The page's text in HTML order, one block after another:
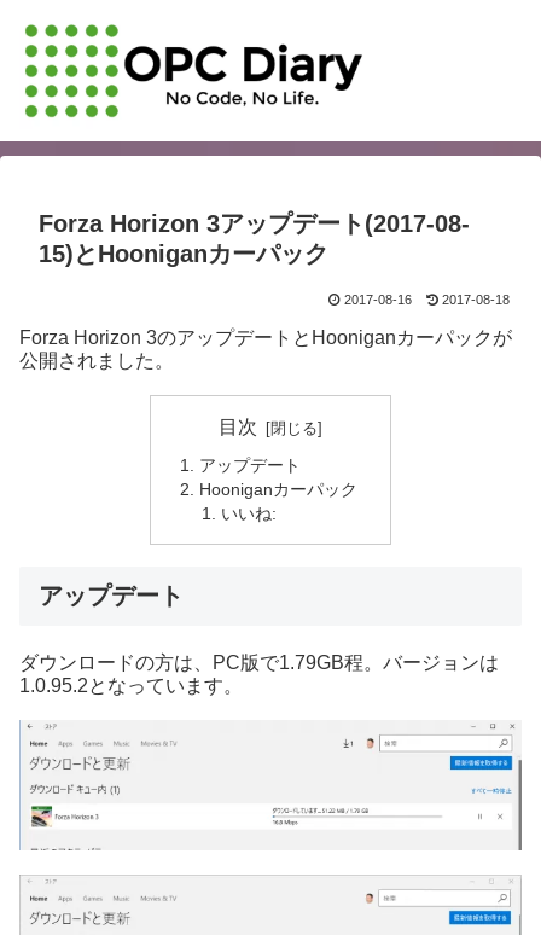
Forza Horizon 3アップデート(2017-08-
15)とHooniganカーパック
2017-08-16 2017-08-18
Forza Horizon 3のアップデートとHooniganカーパックが
公開されました。
目次
アップデート
Hooniganカーパック
いいね:
アップデート
ダウンロードの方は、PC版で1.79GB程。バージョンは
1.0.95.2となっています。